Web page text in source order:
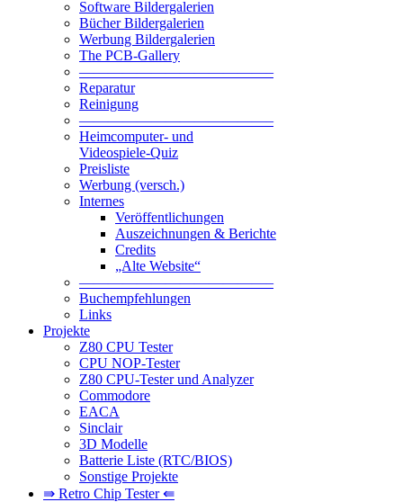
Software Bildergalerien
Bücher Bildergalerien
Werbung Bildergalerien
The PCB-Gallery
—————————————–
Reparatur
Reinigung
—————————————–
Heimcomputer- und
Videospiele-Quiz
Preisliste
Werbung (versch.)
Internes
Veröffentlichungen
Auszeichnungen & Berichte
Credits
„Alte Website“
—————————————–
Buchempfehlungen
Links
Projekte
Z80 CPU Tester
CPU NOP-Tester
Z80 CPU-Tester und Analyzer
Commodore
EACA
Sinclair
3D Modelle
Batterie Liste (RTC/BIOS)
Sonstige Projekte
⇛ Retro Chip Tester ⇚